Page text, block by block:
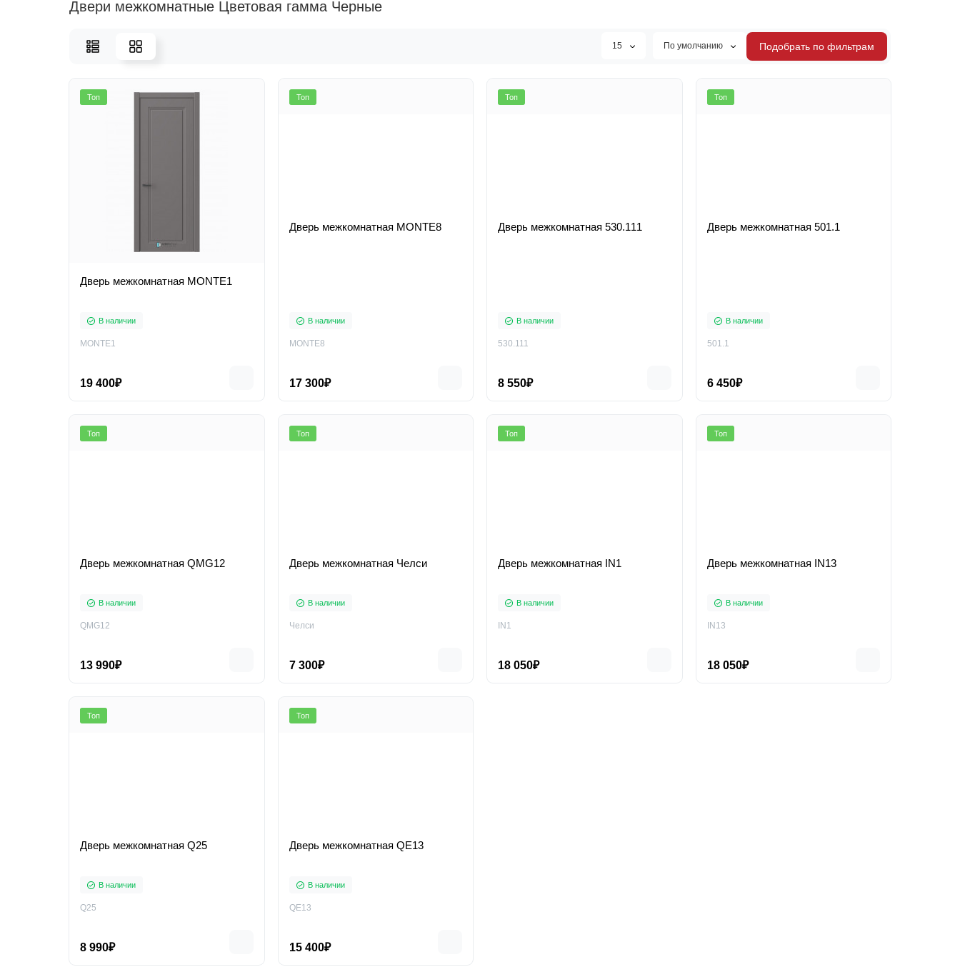
Двери межкомнатные Цветовая гамма Черные
15 По умолчанию Подобрать по фильтрам
Топ
Дверь межкомнатная MONTE1
В наличии
MONTE1
19 400₽
Топ
Дверь межкомнатная MONTE8
В наличии
MONTE8
17 300₽
Топ
Дверь межкомнатная 530.111
В наличии
530.111
8 550₽
Топ
Дверь межкомнатная 501.1
В наличии
501.1
6 450₽
Топ
Дверь межкомнатная QMG12
В наличии
QMG12
13 990₽
Топ
Дверь межкомнатная Челси
В наличии
Челси
7 300₽
Топ
Дверь межкомнатная IN1
В наличии
IN1
18 050₽
Топ
Дверь межкомнатная IN13
В наличии
IN13
18 050₽
Топ
Дверь межкомнатная Q25
В наличии
Q25
8 990₽
Топ
Дверь межкомнатная QE13
В наличии
QE13
15 400₽